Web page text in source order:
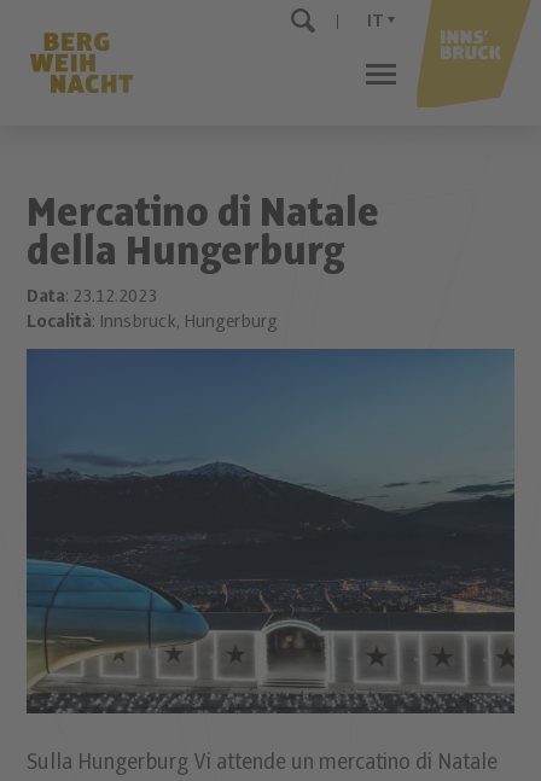
IT
Mercatino di Natale
della Hungerburg
Data: 23.12.2023
Località: Innsbruck, Hungerburg
Sulla Hungerburg Vi attende un mercatino di Natale